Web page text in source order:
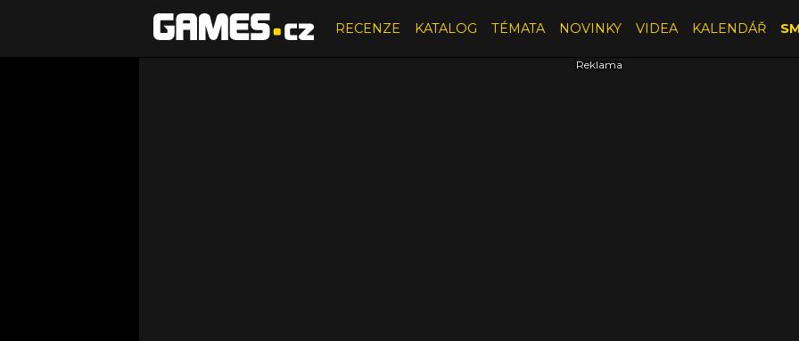
RECENZE KATALOG TÉMATA NOVINKY VIDEA KALENDÁŘ